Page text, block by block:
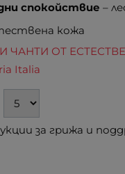
за грижа и
спокойствие –
кожа
ЧАНТИ ОТ
Italia